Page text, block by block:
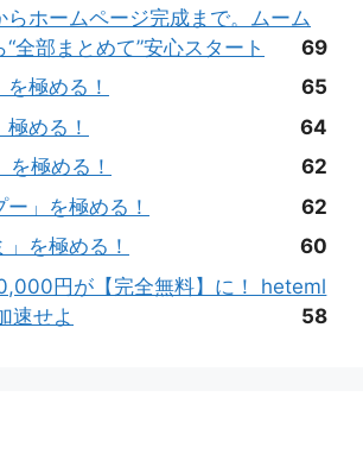
らホームページ完成まで。ムーム
全部まとめて”安心スタート
69
極める！
65
める！
64
極める！
62
」を極める！
62
を極める！
60
円が【完全無料】に！ heteml
速せよ
58